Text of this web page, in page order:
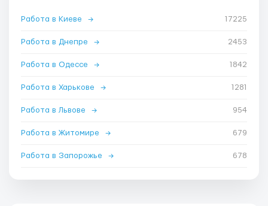
Работа в Киеве → 17225
Работа в Днепре → 2453
Работа в Одессе → 1842
Работа в Харькове → 1281
Работа в Львове → 954
Работа в Житомире → 679
Работа в Запорожье → 678